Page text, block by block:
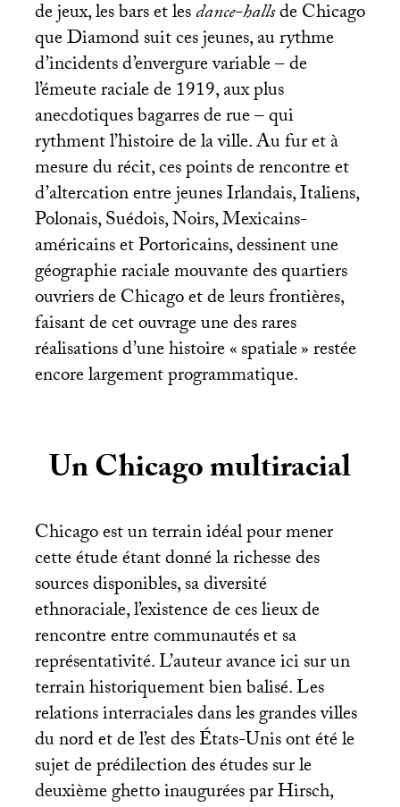
de jeux, les bars et lesdance-hallsde Chicago
que Diamond suit ces jeunes, au rythme
d’incidents d’envergure variable – de
l’émeute raciale de 1919, aux plus
anecdotiques bagarres de rue – qui
rythment l’histoire de la ville. Au fur et à
mesure du récit, ces points de rencontre et
d’altercation entre jeunes Irlandais, Italiens,
Polonais, Suédois, Noirs, Mexicains-
américains et Portoricains, dessinent une
géographie raciale mouvante des quartiers
ouvriers de Chicago et de leurs frontières,
faisant de cet ouvrage une des rares
réalisations d’une histoire «spatiale» restée
encore largement programmatique.
Un Chicago multiracial
Chicago est un terrain idéal pour mener
cette étude étant donné la richesse des
sources disponibles, sa diversité
ethnoraciale, l’existence de ces lieux de
rencontre entre communautés et sa
représentativité. L’auteur avance ici sur un
terrain historiquement bien balisé. Les
relations interraciales dans les grandes villes
du nord et de l’est des États-Unis ont été le
sujet de prédilection des études sur le
deuxième ghetto inaugurées par Hirsch,